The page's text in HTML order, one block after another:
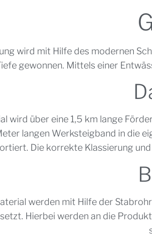
wird mit Hilfe des modernen
gewonnen. Mittels einer
wird über eine 1,5 km lange
langen Werksteigband in die
Die korrekte Klassierung
werden mit Hilfe der
Hierbei werden an die